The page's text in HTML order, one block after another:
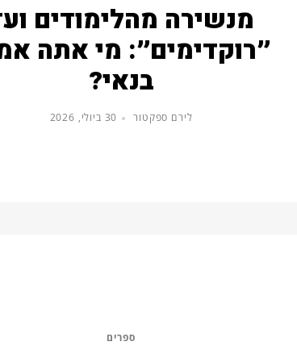
מנשירה מהלימודים
״רוקדימים״: מי אתה
בנאי?
לירם ספקטור 30 ביולי, 2026
ספרים